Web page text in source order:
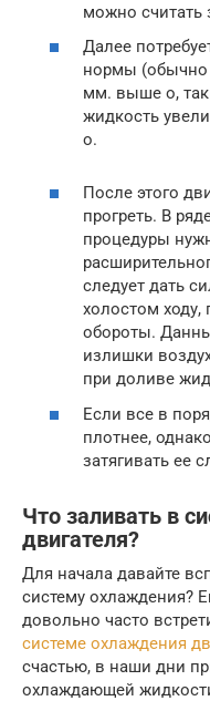
можно
Далее
нормы (обычно
мм. выше о, так
жидкость
о.
После этого
прогреть. В
процедуры
следует дать
холостом ходу,
обороты.
излишки
при доливе
Если все в
плотнее,
затягивать ее
Что заливать в
двигателя?
Для начала давайте
систему охлаждения?
довольно часто
системе охлаждения
счастью, в наши дни
охлаждающей